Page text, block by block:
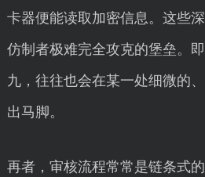
卡器便能读取加密信息。这些
仿制者极难完全攻克的堡垒。
九，往往也会在某一处细微的
出马脚。
再者，审核流程常常是链条式